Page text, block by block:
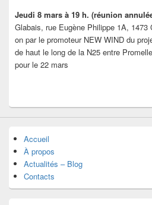
Jeudi 8 mars à 19 h. (réunion
Glabais, rue Eugène Philippe 1A,
on par le promoteur NEW WIND du
de haut le long de la N25 entre
pour le 22 mars
Accueil
À propos
Actualités – Blog
Contacts